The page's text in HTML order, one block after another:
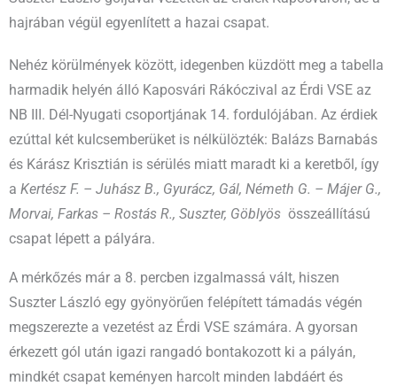
hajrában végül egyenlített a hazai csapat.
Nehéz körülmények között, idegenben küzdött meg a tabella
harmadik helyén álló Kaposvári Rákóczival az Érdi VSE az
NB III. Dél-Nyugati csoportjának 14. fordulójában. Az érdiek
ezúttal két kulcsemberüket is nélkülözték: Balázs Barnabás
és Kárász Krisztián is sérülés miatt maradt ki a keretből, így
a Kertész F. – Juhász B., Gyurácz, Gál, Németh G. – Májer G.,
Morvai, Farkas – Rostás R., Suszter, Göblyös összeállítású
csapat lépett a pályára.
A mérkőzés már a 8. percben izgalmassá vált, hiszen
Suszter László egy gyönyörűen felépített támadás végén
megszerezte a vezetést az Érdi VSE számára. A gyorsan
érkezett gól után igazi rangadó bontakozott ki a pályán,
mindkét csapat keményen harcolt minden labdáért és